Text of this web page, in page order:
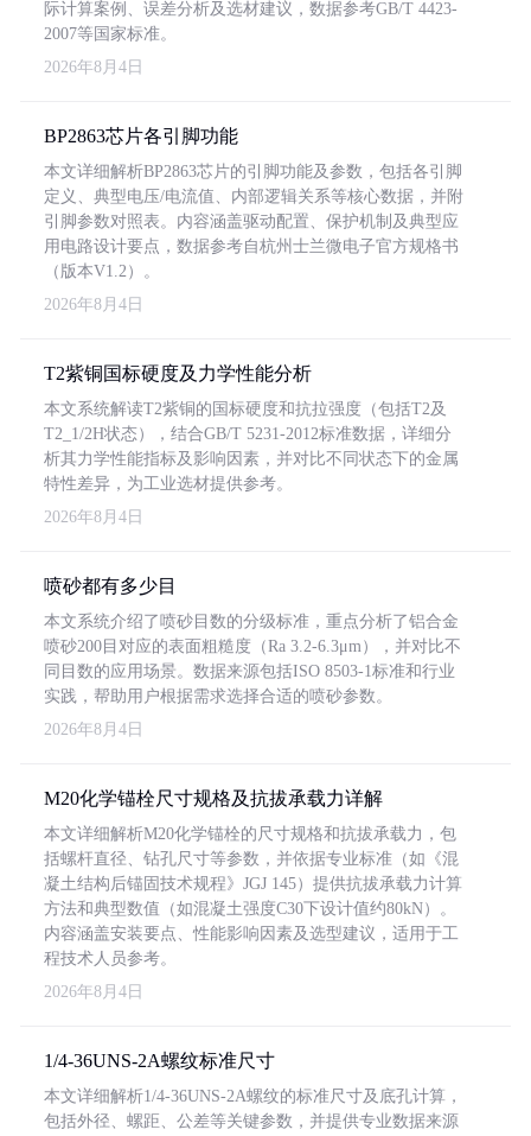
际计算案例、误差分析及选材建议，数据参考GB/T 4423-
2007等国家标准。
2026年8月4日
BP2863芯片各引脚功能
本文详细解析BP2863芯片的引脚功能及参数，包括各引脚
定义、典型电压/电流值、内部逻辑关系等核心数据，并附
引脚参数对照表。内容涵盖驱动配置、保护机制及典型应
用电路设计要点，数据参考自杭州士兰微电子官方规格书
（版本V1.2）。
2026年8月4日
T2紫铜国标硬度及力学性能分析
本文系统解读T2紫铜的国标硬度和抗拉强度（包括T2及
T2_1/2H状态），结合GB/T 5231-2012标准数据，详细分
析其力学性能指标及影响因素，并对比不同状态下的金属
特性差异，为工业选材提供参考。
2026年8月4日
喷砂都有多少目
本文系统介绍了喷砂目数的分级标准，重点分析了铝合金
喷砂200目对应的表面粗糙度（Ra 3.2-6.3μm），并对比不
同目数的应用场景。数据来源包括ISO 8503-1标准和行业
实践，帮助用户根据需求选择合适的喷砂参数。
2026年8月4日
M20化学锚栓尺寸规格及抗拔承载力详解
本文详细解析M20化学锚栓的尺寸规格和抗拔承载力，包
括螺杆直径、钻孔尺寸等参数，并依据专业标准（如《混
凝土结构后锚固技术规程》JGJ 145）提供抗拔承载力计算
方法和典型数值（如混凝土强度C30下设计值约80kN）。
内容涵盖安装要点、性能影响因素及选型建议，适用于工
程技术人员参考。
2026年8月4日
1/4-36UNS-2A螺纹标准尺寸
本文详细解析1/4-36UNS-2A螺纹的标准尺寸及底孔计算，
包括外径、螺距、公差等关键参数，并提供专业数据来源